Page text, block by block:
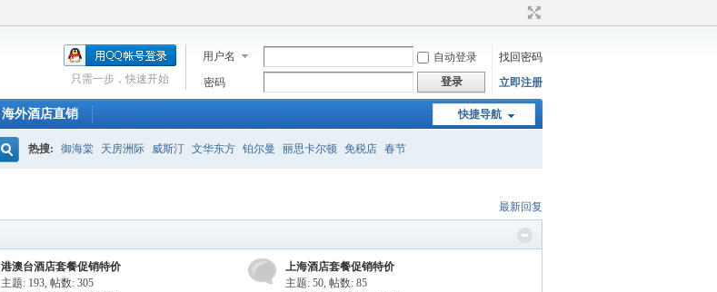
用户名 自动登录
找回密码
密码
登录 立即注册
只需一步，快速开始
快捷导航
海外酒店直销
热搜: 御海棠 天房洲际 威斯汀 文华东方 铂尔曼 丽思卡尔顿 免税店 春节
最新回复
港澳台酒店套餐促销特价
主题: 193, 帖数: 305
上海酒店套餐促销特价
主题: 50, 帖数: 85